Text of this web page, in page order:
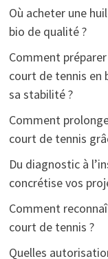
Où acheter une
bio de qualité ?
Comment
court de tennis en
sa stabilité ?
Comment
court de tennis
Du diagnostic à
concrétise vos
Comment
court de tennis ?
Quelles